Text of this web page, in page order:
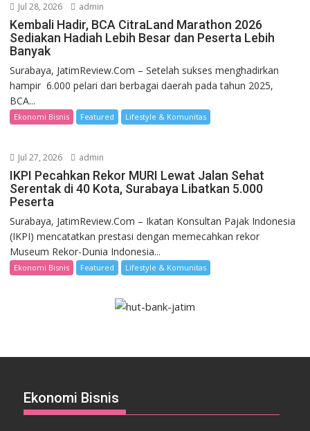
Jul 28, 2026 admin
Kembali Hadir, BCA CitraLand Marathon 2026
Sediakan Hadiah Lebih Besar dan Peserta Lebih
Banyak
Surabaya, JatimReview.Com – Setelah sukses menghadirkan
hampir 6.000 pelari dari berbagai daerah pada tahun 2025,
BCA...
Ekonomi Bisnis Featured Lifestyle & Komunitas
Jul 27, 2026 admin
IKPI Pecahkan Rekor MURI Lewat Jalan Sehat
Serentak di 40 Kota, Surabaya Libatkan 5.000
Peserta
Surabaya, JatimReview.Com – Ikatan Konsultan Pajak Indonesia
(IKPI) mencatatkan prestasi dengan memecahkan rekor
Museum Rekor-Dunia Indonesia...
Ekonomi Bisnis Featured Lifestyle & Komunitas
Ekonomi Bisnis